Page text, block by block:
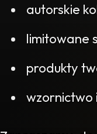
autorskie
limitowane
produkty
wzornictwo